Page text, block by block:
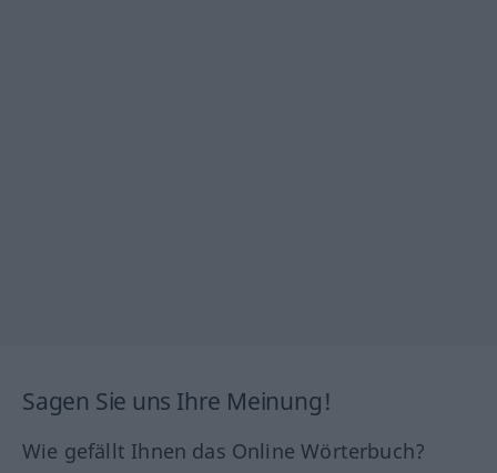
Sagen Sie uns Ihre Meinung!
Wie gefällt Ihnen das Online Wörterbuch?